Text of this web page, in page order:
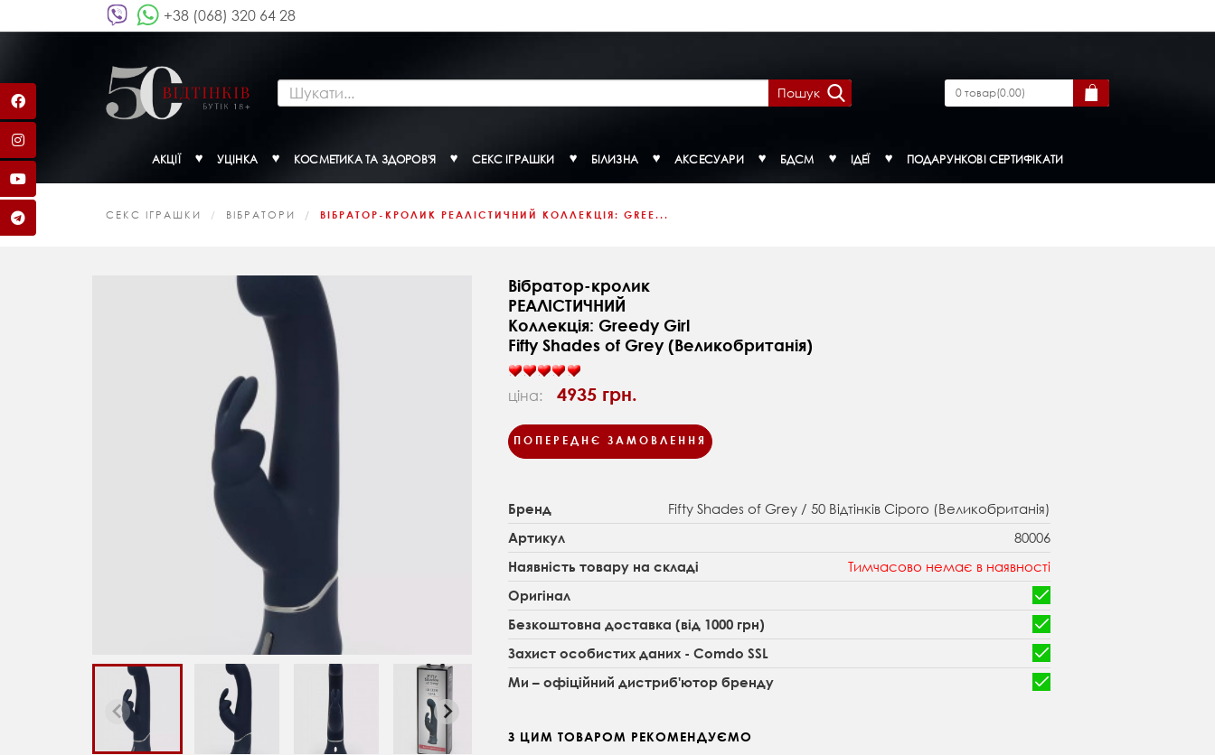
+38 (068) 320 64 28
Пошук 0товар(0.00)
АКЦІЇ УЦІНКА КОСМЕТИКА ТА ЗДОРОВ'Я СЕКС ІГРАШКИ БІЛИЗНА АКСЕСУАРИ БДСМ ІДЕЇ ПОДАРУНКОВІ СЕРТИФІКАТИ
СЕКС ІГРАШКИ ВІБРАТОРИ ВІБРАТОР-КРОЛИК РЕАЛІСТИЧНИЙ КОЛЛЕКЦІЯ: GREE...
Вібратор-кролик
РЕАЛІСТИЧНИЙ
Коллекція: Greedy Girl
Fifty Shades of Grey (Великобританія)
ціна: 4935 грн.
ПОПЕРЕДНЄ ЗАМОВЛЕННЯ
Бренд Fifty Shades of Grey / 50 Відтінків Сірого (Великобританія)
Артикул 80006
Наявність товару на складі Тимчасово немає в наявності
Оригінал
Безкоштовна доставка (від 1000 грн)
Захист особистих даних - Comdo SSL
Ми – офіційний дистриб'ютор бренду
З ЦИМ ТОВАРОМ РЕКОМЕНДУЄМО